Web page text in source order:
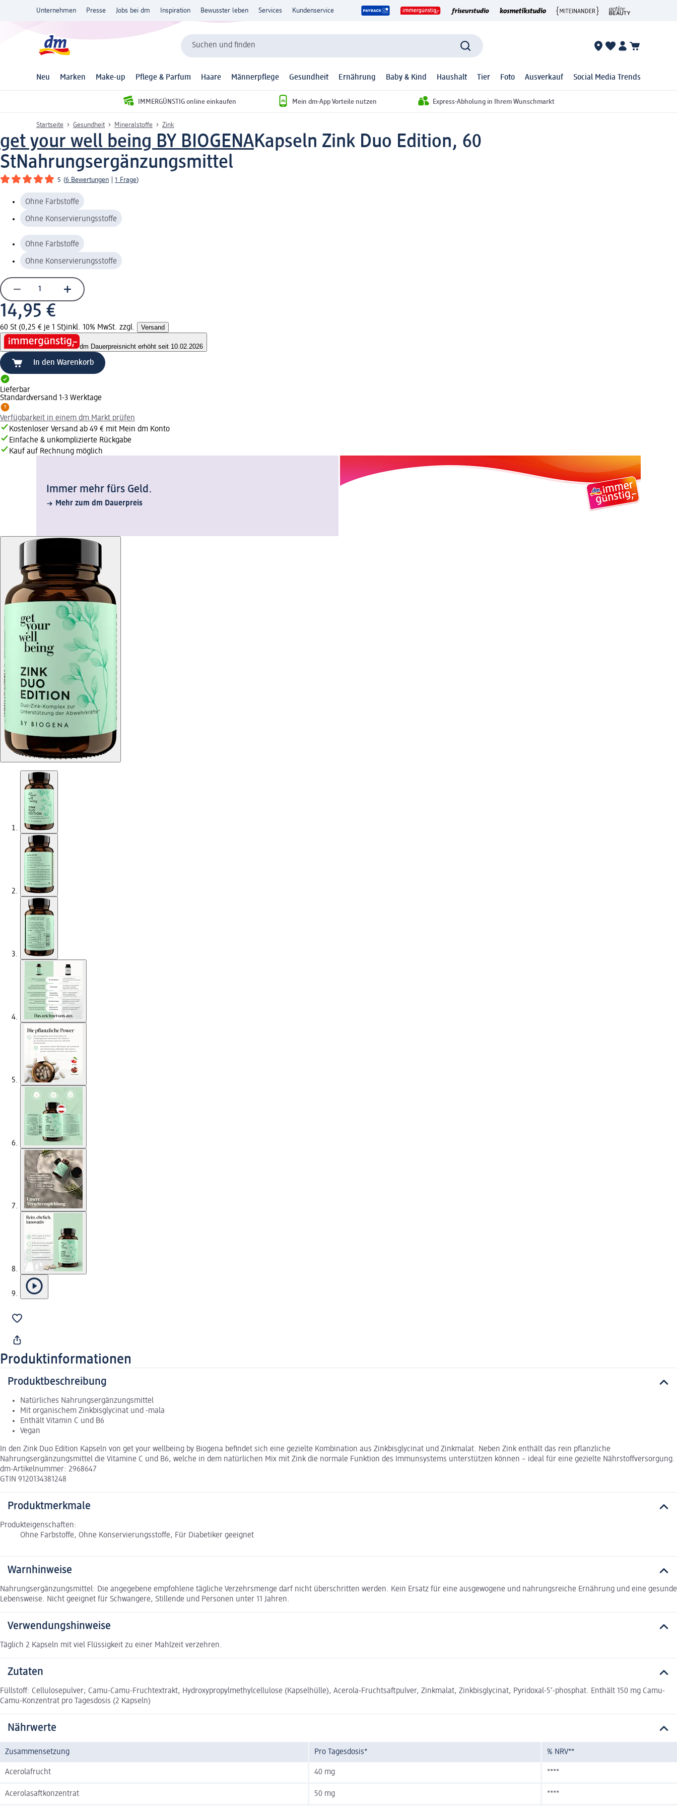
Unternehmen Presse Jobs bei dm Inspiration Bewusster leben Services Kundenservice
Suchen und finden
Neu Marken Make-up Pflege & Parfum Haare Männerpflege Gesundheit Ernährung Baby & Kind Haushalt Tier Foto Ausverkauf Social Media Trends
IMMERGÜNSTIG online einkaufen Mein dm-App Vorteile nutzen Express-Abholung in Ihrem Wunschmarkt
Startseite Gesundheit Mineralstoffe Zink
get your well being BY BIOGENAKapseln Zink Duo Edition, 60
StNahrungsergänzungsmittel
5 (6 Bewertungen 1 Frage)
Ohne Farbstoffe
Ohne Konservierungsstoffe
Ohne Farbstoffe
Ohne Konservierungsstoffe
14,95 €
60 St (0,25 € je 1 St)inkl. 10% MwSt. zzgl. Versand
dm Dauerpreisnicht erhöht seit 10.02.2026
In den Warenkorb
Lieferbar
Standardversand 1-3 Werktage
Verfügbarkeit in einem dm Markt prüfen
Kostenloser Versand ab 49 € mit Mein dm Konto
Einfache & unkomplizierte Rückgabe
Kauf auf Rechnung möglich
Immer mehr fürs Geld.
Mehr zum dm Dauerpreis
Produktinformationen
Produktbeschreibung
Natürliches Nahrungsergänzungsmittel
Mit organischem Zinkbisglycinat und -mala
Enthält Vitamin C und B6
Vegan
In den Zink Duo Edition Kapseln von get your wellbeing by Biogena befindet sich eine gezielte Kombination aus Zinkbisglycinat und Zinkmalat. Neben Zink enthält das rein pflanzliche
Nahrungsergänzungsmittel die Vitamine C und B6, welche in dem natürlichen Mix mit Zink die normale Funktion des Immunsystems unterstützen können – ideal für eine gezielte Nährstoffversorgung.
dm-Artikelnummer: 2968647
GTIN 9120134381248
Produktmerkmale
Produkteigenschaften:
Ohne Farbstoffe, Ohne Konservierungsstoffe, Für Diabetiker geeignet
Warnhinweise
Nahrungsergänzungsmittel: Die angegebene empfohlene tägliche Verzehrsmenge darf nicht überschritten werden. Kein Ersatz für eine ausgewogene und nahrungsreiche Ernährung und eine gesunde
Lebensweise. Nicht geeignet für Schwangere, Stillende und Personen unter 11 Jahren.
Verwendungshinweise
Täglich 2 Kapseln mit viel Flüssigkeit zu einer Mahlzeit verzehren.
Zutaten
Füllstoff: Cellulosepulver; Camu-Camu-Fruchtextrakt, Hydroxypropylmethylcellulose (Kapselhülle), Acerola-Fruchtsaftpulver, Zinkmalat, Zinkbisglycinat, Pyridoxal-5‘-phosphat. Enthält 150 mg Camu-
Camu-Konzentrat pro Tagesdosis (2 Kapseln)
Nährwerte
Zusammensetzung Pro Tagesdosis* % NRV**
Acerolafrucht 40 mg ****
Acerolasaftkonzentrat 50 mg ****